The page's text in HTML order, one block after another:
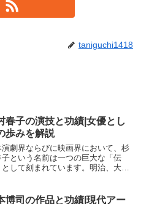
taniguchi1418
春子の演技と功績|女優とし
歩みを解説
演劇界ならびに映画界において、杉
子という名前は一つの巨大な「伝
として刻まれています。明治、大
単なる俳優のキャリアという枠を
博司の作品と功績|現代アー